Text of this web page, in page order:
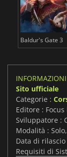
Baldur's Gate 3
Sito ufficiale
Categorie :
Editore :
Sviluppatore :
Modalità :
Data di
Requisiti di